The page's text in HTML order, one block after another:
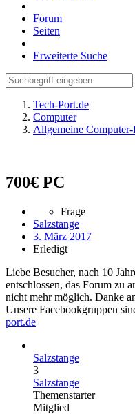
Forum
Seiten
Erweiterte Suche
Tech-Port.de
Computer
Allgemeine
700€ PC
Frage
Salzstange
3. März 2017
Erledigt
Liebe Besucher, nach 10
entschlossen, das Forum zu
nicht mehr möglich. Danke
Unsere Facebookgruppen
port.de
Salzstange
3
Salzstange
Themenstarter
Mitglied